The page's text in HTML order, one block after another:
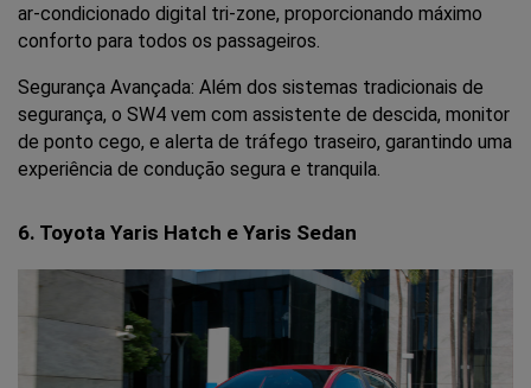
ar-condicionado digital tri-zone, proporcionando máximo
conforto para todos os passageiros.
Segurança Avançada: Além dos sistemas tradicionais de
segurança, o SW4 vem com assistente de descida, monitor
de ponto cego, e alerta de tráfego traseiro, garantindo uma
experiência de condução segura e tranquila.
6. Toyota Yaris Hatch e Yaris Sedan